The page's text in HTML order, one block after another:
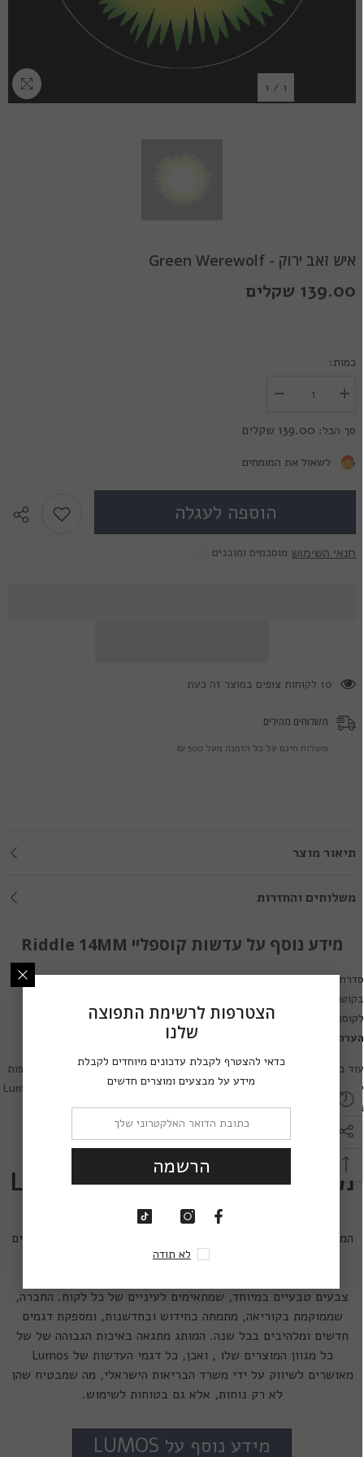
1
/
1
איש זאב ירוק - Green Werewolf
139.00 שקלים
כמות:
הכמות
עבור
זאב
Werewolf
הגדל
עבור
זאב
ירוק
סך הכל: 139.00 שקלים
לשאול את המומחים
הוספה לעגלה
מוסכמים ומובנים תנאי השימוש
38 לקוחות צופים במוצר זה כעת
משלוחים מהירים
משלוח חינם על כל הזמנה מעל 500 ₪
תיאור מוצר
משלוחים והחזרות
מידע נוסף על עדשות קוספליי Riddle 14MM
עדשות מגע לקוספליי ותחפושותLumos Riddle 14MMהן עדשות מגע
ואפקטים אלו מגיעות בשלל אפקטים ודגמים.
חשובה:
חלק מדגמי עדשות אלו מגיעות ללא חור לאישון.
בין סדרות עדשות המגע של מותגLumos Riddleניתן למצוא סדרות נוספות
עדשות מגע לקוספליי ותחפושות בעיצובים מרהיבים: Lumos Riddle 14MM,
Lumos Riddle 17MM,Lumos Riddle
.
מידע נוסף על עדשות מגע Lumos
מותג עדשות המגע Lumos הוא מותג מוביל בעולם האופטיקה,
המתמחה ביצור ובשיווק של עדשות מגע צבעוניות במידות ובצבעים
צבעים טבעיים במיוחד, שמתאימים לעיניים של כל לקוח. החברה,
שממוקמת בקוריאה, מתמחה בחידוש ובחדשנות, ומספקת דגמים
חדשים ומלהיבים בכל שנה. המותג מתגאה באיכות הגבוהה של של
כל מגוון המוצרים שלו , ואכן, כל דגמי העדשות של Lumos
מאושרים לשיווק על ידי משרד הבריאות הישראלי, מה שמבטיח שהן
לא רק נוחות, אלא גם בטוחות לשימוש.
מידע נוסף על LUMOS
הצטרפות לרשימת התפוצה
שלנו
כדאי להצטרף לקבלת עדכונים מיוחדים לקבלת
מידע על מבצעים ומוצרים חדשים
הרשמה
לא תודה